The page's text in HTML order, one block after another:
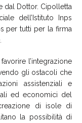
dal Dottor. Cipolletta
dell’Istituto Inps
per tutti per la firma
l’integrazione
gli ostacoli che
assistenziali e
ed economici del
di isole di
la possibilità di